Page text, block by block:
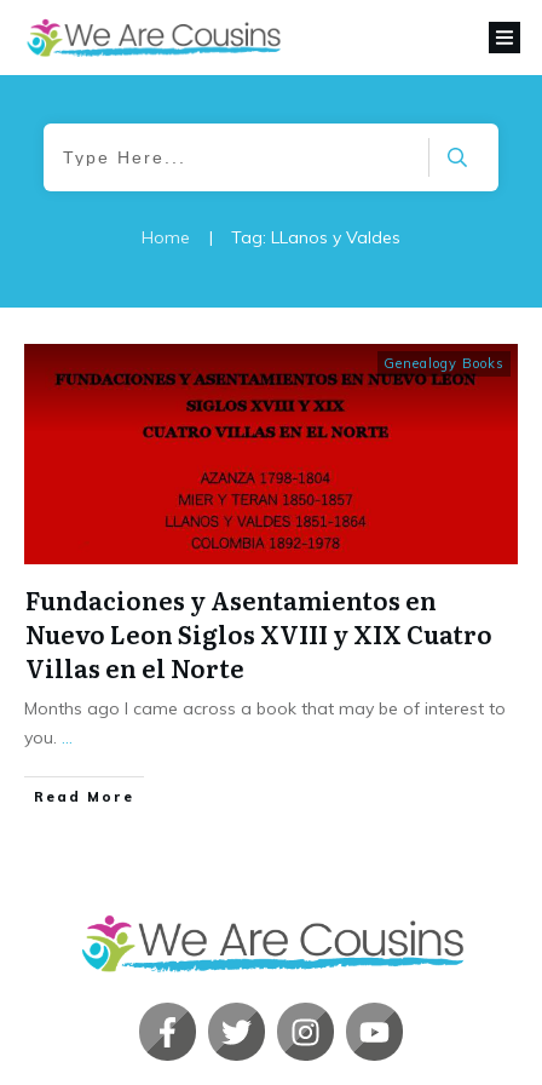
Home | Tag: LLanos y Valdes
Genealogy Books
Fundaciones y Asentamientos en
Nuevo Leon Siglos XVIII y XIX Cuatro
Villas en el Norte
Months ago I came across a book that may be of interest to
you.
​Read More